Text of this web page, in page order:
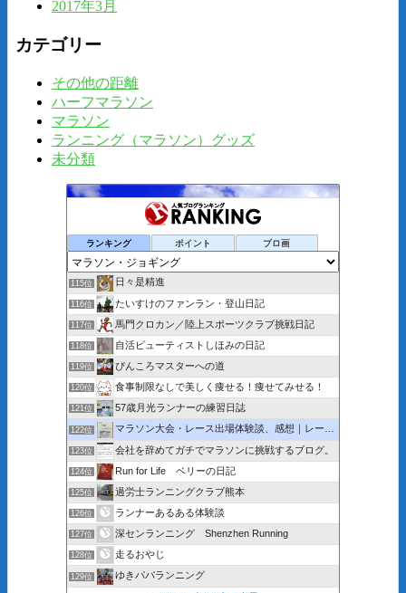
2017年3月
カテゴリー
その他の距離
ハーフマラソン
マラソン
ランニング（マラソン）グッズ
未分類
ランキング ポイント ブロ画
115位 日々是精進
116位 たいすけのファンラン・登山日記
117位 馬門クロカン／陸上スポーツクラブ挑戦日記
118位 自活ビューティストしほみの日記
119位 ぴんころマスターへの道
120位 食事制限なしで美しく痩せる！痩せてみせる！
121位 57歳月光ランナーの練習日誌
122位 マラソン大会・レース出場体験談、感想｜レース中の写真まである
123位 会社を辞めてガチでマラソンに挑戦するブログ。
124位 Run for Life ベリーの日記
125位 過労士ランニングクラブ熊本
126位 ランナーあるある体験談
127位 深センランニング Shenzhen Running
128位 走るおやじ
129位
ゆきパパランニング